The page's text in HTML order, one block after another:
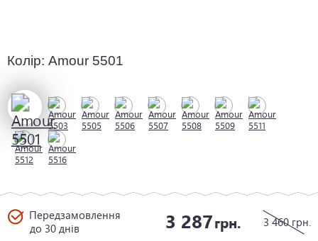
Колір: Amour 5501
3 460 грн.
3 287грн.
Передзамовлення
до 30 днів